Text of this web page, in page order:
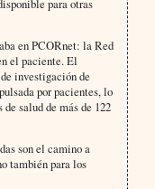
para otras
en PCORnet: la Red
el paciente. El
investigación de
por pacientes, lo
salud de más de 122
son el camino a
también para los